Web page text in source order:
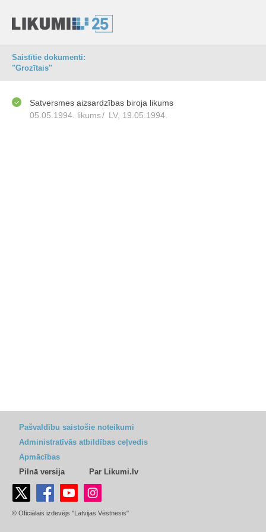
Saistītie dokumenti:
"Grozītais"
Satversmes aizsardzības biroja likums
05.05.1994. likums/ LV, 19.05.1994.
Pašvaldību saistošie noteikumi
Administratīvās atbildības ceļvedis
Apmācības
Pilnā versija
Par Likumi.lv
© Oficiālais izdevējs "Latvijas Vēstnesis"